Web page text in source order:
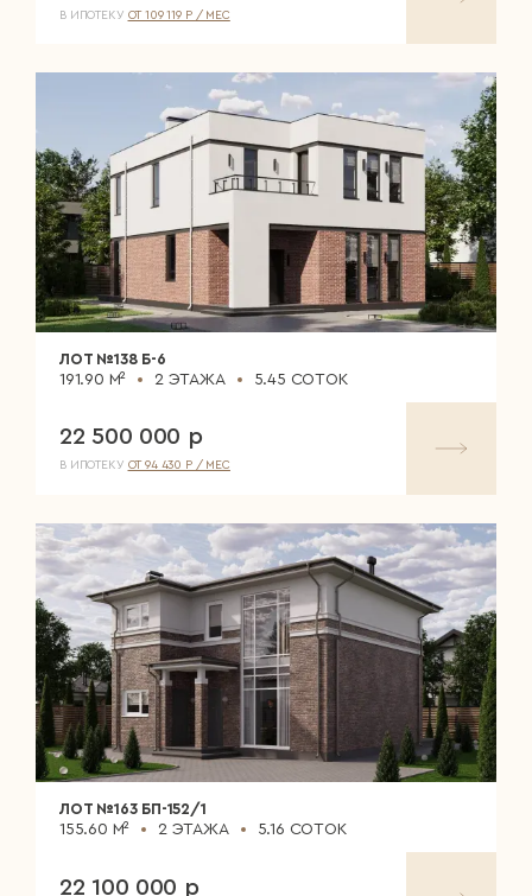
В ИПОТЕКУ ОТ 109 119 Р / МЕС
ЛОТ №138 Б-6
191.90 М² 2 ЭТАЖА 5.45 СОТОК
22 500 000 р
В ИПОТЕКУ ОТ 94 430 Р / МЕС
ЛОТ №163 БП-152/1
155.60 М² 2 ЭТАЖА 5.16 СОТОК
22 100 000 р